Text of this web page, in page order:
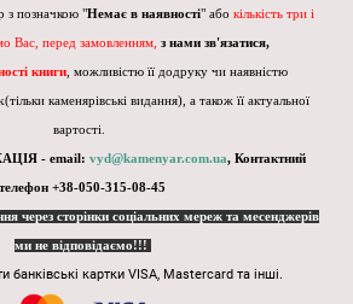
з позначкою "Немає в наявності" або кількість три і
Вас, перед замовленням, з нами зв'язатися,
книги , можливістю її додруку чи наявністю
каменярівські видання), а також її актуальної
вартості.
- email: vyd@kamenyar.com.ua, Контактний
телефон +38-050-315-08-45
через сторінки соціальних мереж та месенджерів
ми не відповідаємо!!!
банківські картки VISA, Mastercard та інші.